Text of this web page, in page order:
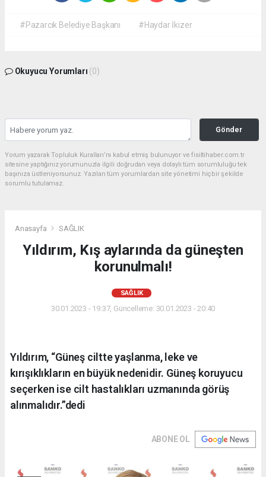
#Pazarcık Belediye Başkanı #Haydar İkizer
Okuyucu Yorumları (0)
Gönder
Yorum yazarak Topluluk Kuralları’nı kabul etmiş bulunuyor ve fisiltihaber.com.tr
sitesine yaptığınız yorumunuzla ilgili doğrudan veya dolaylı tüm sorumluluğu tek
başınıza üstleniyorsunuz. Yazılan tüm yorumlardan site yönetimi hiçbir şekilde
sorumlu tutulamaz.
Anasayfa SAĞLIK
Yıldırım, Kış aylarında da güneşten
korunulmalı!
SAĞLIK
30.01.2023 - 19:37, Güncelleme: 30.01.2023 - 20:40
Yıldırım, “Güneş ciltte yaşlanma, leke ve
kırışıklıkların en büyük nedenidir. Güneş koruyucu
seçerken ise cilt hastalıkları uzmanında görüş
alınmalıdır.”dedi
ABONE OL